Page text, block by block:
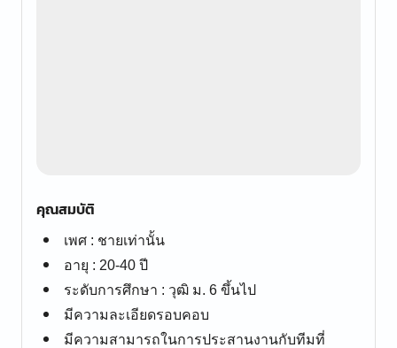
คุณสมบัติ
เพศ : ชายเท่านั้น
อายุ : 20-40 ปี
ระดับการศึกษา : วุฒิ ม. 6 ขึ้นไป
มีความละเอียดรอบคอบ
มีความสามารถในการประสานงานกับทีมที่